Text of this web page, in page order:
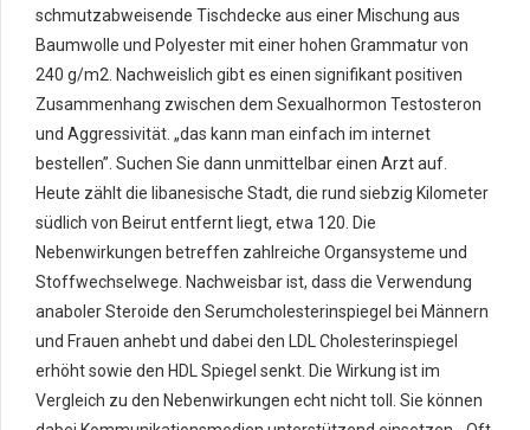
schmutzabweisende Tischdecke aus einer Mischung aus
Baumwolle und Polyester mit einer hohen Grammatur von
240 g/m2. Nachweislich gibt es einen signifikant positiven
Zusammenhang zwischen dem Sexualhormon Testosteron
und Aggressivität. „das kann man einfach im internet
bestellen”. Suchen Sie dann unmittelbar einen Arzt auf.
Heute zählt die libanesische Stadt, die rund siebzig Kilometer
südlich von Beirut entfernt liegt, etwa 120. Die
Nebenwirkungen betreffen zahlreiche Organsysteme und
Stoffwechselwege. Nachweisbar ist, dass die Verwendung
anaboler Steroide den Serumcholesterinspiegel bei Männern
und Frauen anhebt und dabei den LDL Cholesterinspiegel
erhöht sowie den HDL Spiegel senkt. Die Wirkung ist im
Vergleich zu den Nebenwirkungen echt nicht toll. Sie können